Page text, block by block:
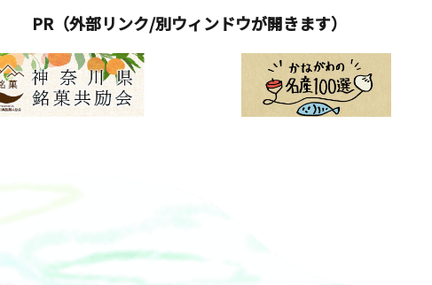
PR（外部リンク/別ウィンドウが開きます）